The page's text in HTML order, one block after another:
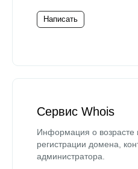
Написать
Сервис Whois
Информация о возрасте
регистрации домена,
администратора.